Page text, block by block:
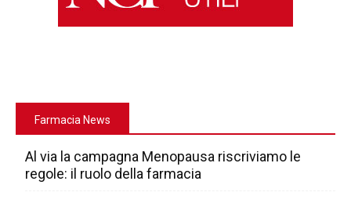
Farmacia News
Al via la campagna Menopausa riscriviamo le
regole: il ruolo della farmacia